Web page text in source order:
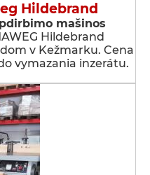
Hildebrand
mašinos
Hildebrand
v Kežmarku. Cena
vymazania inzerátu.